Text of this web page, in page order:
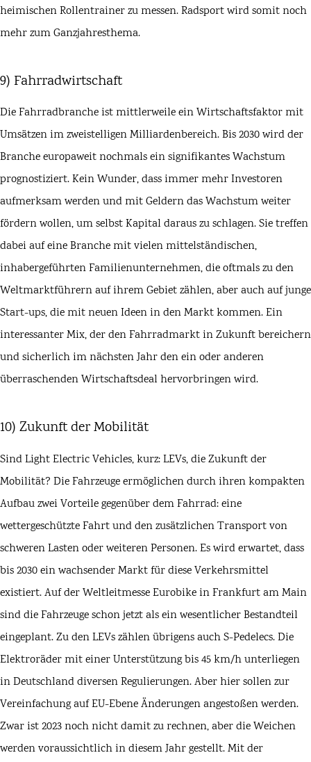
heimischen Rollentrainer zu messen. Radsport wird somit noch
mehr zum Ganzjahresthema.
9) Fahrradwirtschaft
Die Fahrradbranche ist mittlerweile ein Wirtschaftsfaktor mit
Umsätzen im zweistelligen Milliardenbereich. Bis 2030 wird der
Branche europaweit nochmals ein signifikantes Wachstum
prognostiziert. Kein Wunder, dass immer mehr Investoren
aufmerksam werden und mit Geldern das Wachstum weiter
fördern wollen, um selbst Kapital daraus zu schlagen. Sie treffen
dabei auf eine Branche mit vielen mittelständischen,
inhabergeführten Familienunternehmen, die oftmals zu den
Weltmarktführern auf ihrem Gebiet zählen, aber auch auf junge
Start-ups, die mit neuen Ideen in den Markt kommen. Ein
interessanter Mix, der den Fahrradmarkt in Zukunft bereichern
und sicherlich im nächsten Jahr den ein oder anderen
überraschenden Wirtschaftsdeal hervorbringen wird.
10) Zukunft der Mobilität
Sind Light Electric Vehicles, kurz: LEVs, die Zukunft der
Mobilität? Die Fahrzeuge ermöglichen durch ihren kompakten
Aufbau zwei Vorteile gegenüber dem Fahrrad: eine
wettergeschützte Fahrt und den zusätzlichen Transport von
schweren Lasten oder weiteren Personen. Es wird erwartet, dass
bis 2030 ein wachsender Markt für diese Verkehrsmittel
existiert. Auf der Weltleitmesse Eurobike in Frankfurt am Main
sind die Fahrzeuge schon jetzt als ein wesentlicher Bestandteil
eingeplant. Zu den LEVs zählen übrigens auch S-Pedelecs. Die
Elektroräder mit einer Unterstützung bis 45 km/h unterliegen
in Deutschland diversen Regulierungen. Aber hier sollen zur
Vereinfachung auf EU-Ebene Änderungen angestoßen werden.
Zwar ist 2023 noch nicht damit zu rechnen, aber die Weichen
werden voraussichtlich in diesem Jahr gestellt. Mit der